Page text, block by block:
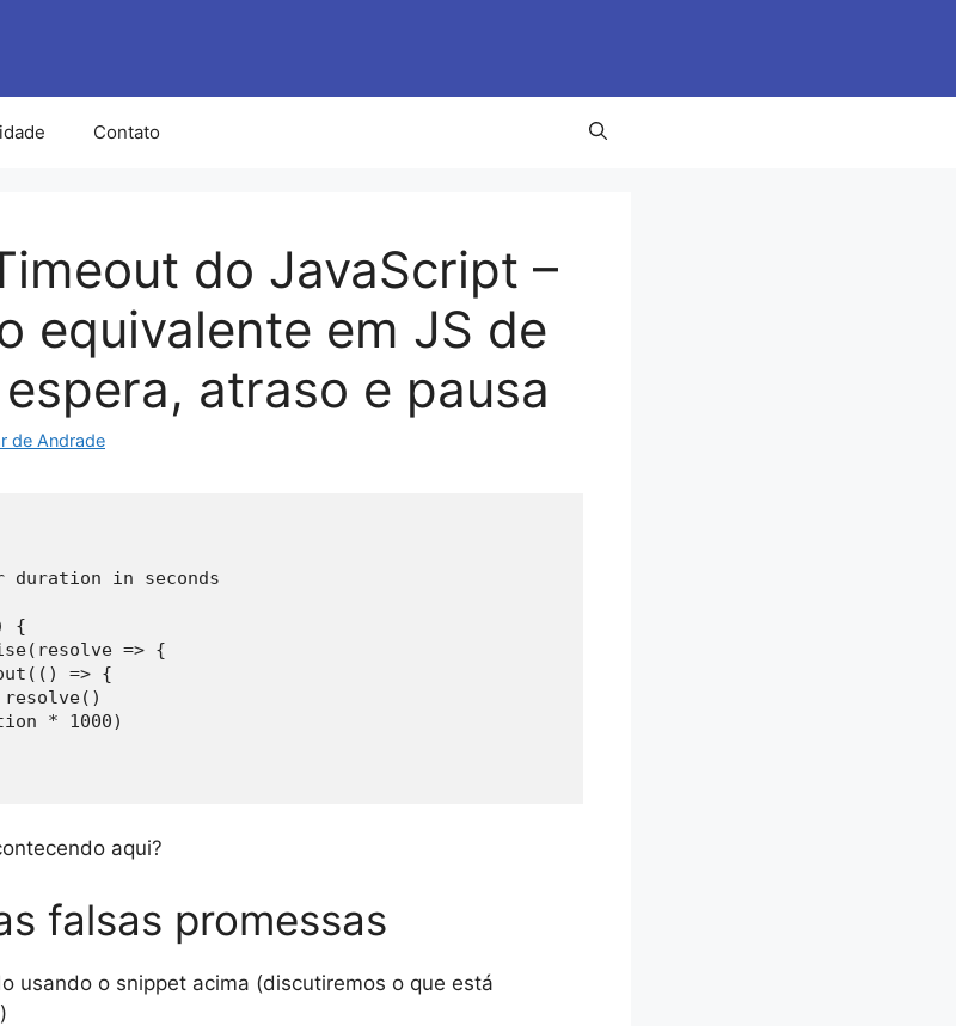
Contato
do JavaScript –
equivalente em JS de
atraso e pausa
de Andrade
duration in seconds
{
aqui?
falsas promessas
usando o snippet acima (discutiremos o que está